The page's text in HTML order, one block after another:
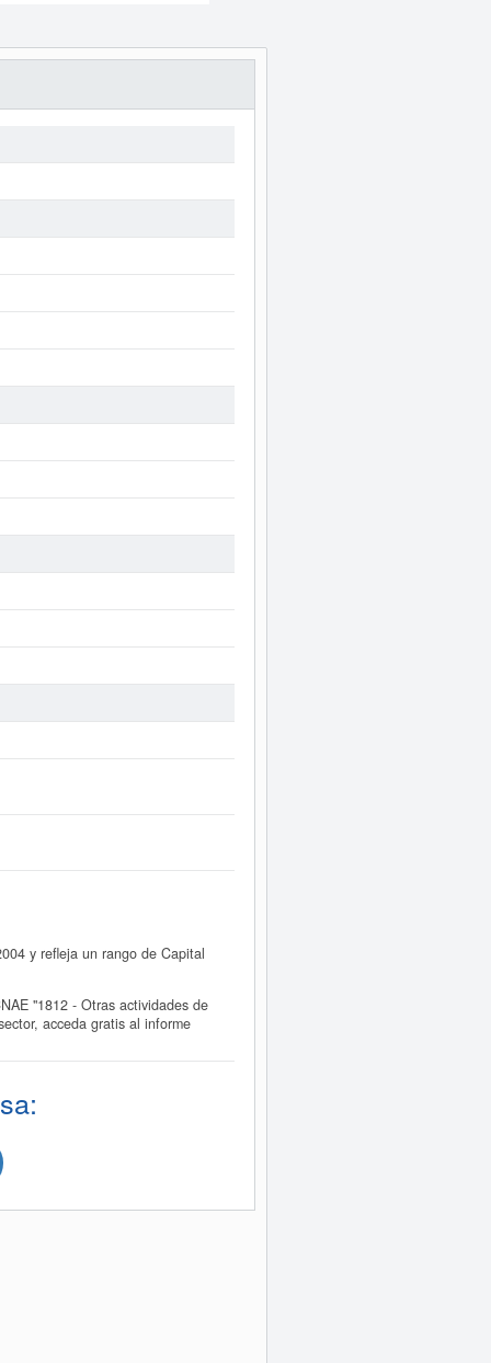
y refleja un rango de Capital
"1812 - Otras actividades de
acceda gratis al informe